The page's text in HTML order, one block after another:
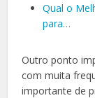
Qual o
para…
Outro ponto
com muita
importante de